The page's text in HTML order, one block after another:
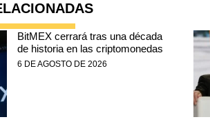
BitMEX cerrará tras una década
de historia en las criptomonedas
6 DE AGOSTO DE 2026